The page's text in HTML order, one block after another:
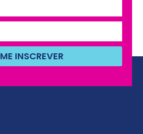
ME INSCREVER